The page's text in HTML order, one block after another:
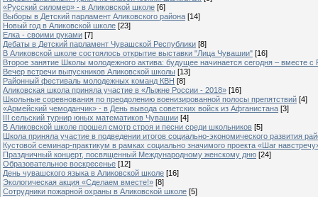
«Русский силомер» - в Аликовской школе [6]
Выборы в Детский парламент Аликовского района [14]
Новый год в Аликовской школе [23]
Елка - своими руками [7]
Дебаты в Детский парламент Чувашской Республики [8]
В Аликовской школе состоялось открытие выставки "Лица Чувашии" [16]
Второе занятие Школы молодежного актива: будущее начинается сегодня – вместе
Вечер встречи выпускников Аликовской школы [13]
Районный фестиваль молодежных команд КВН [8]
Аликовская школа приняла участие в «Лыжне России - 2018» [16]
Школьные соревнования по преодолению военизированной полосы препятствий [4]
«Армейский чемоданчик» - в День вывода советских войск из Афганистана [3]
III сельский турнир юных математиков Чувашии [4]
В Аликовской школе прошел смотр строя и песни среди школьников [5]
Школа приняла участие в подведении итогов социально-экономического развития
Кустовой семинар-практикум в рамках социально значимого проекта «Шаг
Праздничный концерт, посвященный Международному женскому дню [24]
Образовательное воскресенье [12]
День чувашского языка в Аликовской школе [16]
Экологическая акция «Сделаем вместе!» [8]
Сотрудники пожарной охраны в Аликовской школе [5]